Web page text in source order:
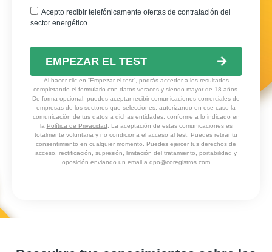
Acepto recibir telefónicamente ofertas de contratación del
sector energético.
EMPEZAR EL TEST
Al hacer clic en “Empezar el test”, podrás acceder a los resultados
completando el formulario con datos veraces y siendo mayor de 18 años.
De forma opcional, puedes aceptar recibir comunicaciones comerciales de
empresas de los sectores que selecciones, autorizando en ese caso la
comunicación de tus datos a dichas entidades, conforme a lo indicado en
la Política de Privacidad . La aceptación de estas comunicaciones es
totalmente voluntaria y no condiciona el acceso al test. Puedes retirar tu
consentimiento en cualquier momento. Puedes ejercer tus derechos de
acceso, rectificación, supresión, limitación del tratamiento, portabilidad y
oposición enviando un email a dpo@coregistros.com